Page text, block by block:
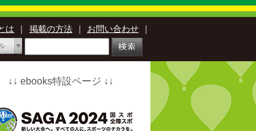
は ｜ 掲載の方法 ｜ お問い合わせ ｜
↓↓ ebooks特設ページ ↓↓